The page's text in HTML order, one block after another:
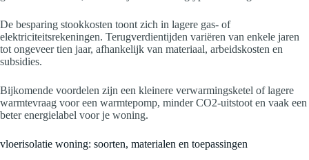
De besparing stookkosten toont zich in lagere gas- of
elektriciteitsrekeningen. Terugverdientijden variëren van enkele jaren
tot ongeveer tien jaar, afhankelijk van materiaal, arbeidskosten en
subsidies.
Bijkomende voordelen zijn een kleinere verwarmingsketel of lagere
warmtevraag voor een warmtepomp, minder CO2-uitstoot en vaak een
beter energielabel voor je woning.
vloerisolatie woning: soorten, materialen en toepassingen